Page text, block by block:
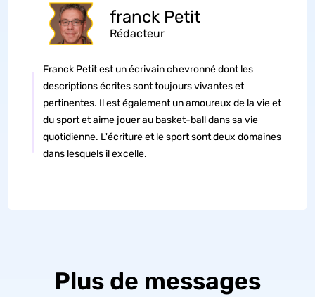
franck Petit
Rédacteur
Franck Petit est un écrivain chevronné dont les
descriptions écrites sont toujours vivantes et
pertinentes. Il est également un amoureux de la vie et
du sport et aime jouer au basket-ball dans sa vie
quotidienne. L'écriture et le sport sont deux domaines
dans lesquels il excelle.
Plus de messages